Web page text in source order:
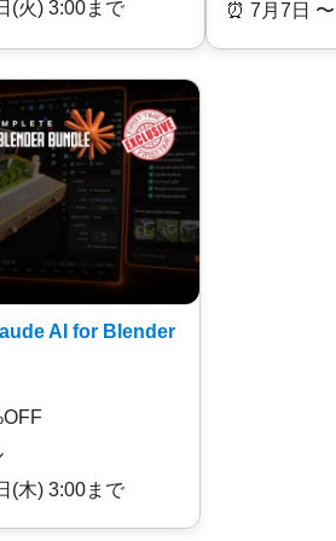
(火) 3:00まで
⏰️ 7月7日
AI for Blender
(木) 3:00まで